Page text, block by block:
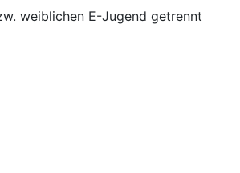
weiblichen E-Jugend getrennt